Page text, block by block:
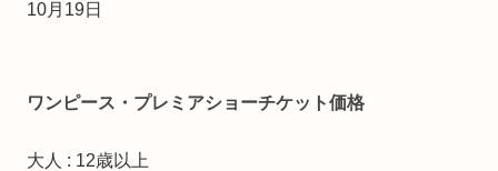
10月19日
ワンピース・プレミアショーチケット価格
大人 : 12歳以上